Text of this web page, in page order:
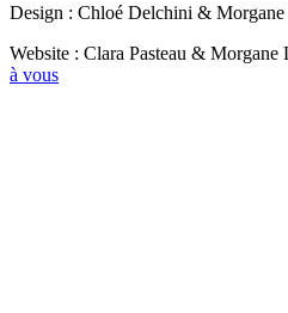
Design : Chloé Delchini & Morgane
Website : Clara Pasteau & Morgane
à vous